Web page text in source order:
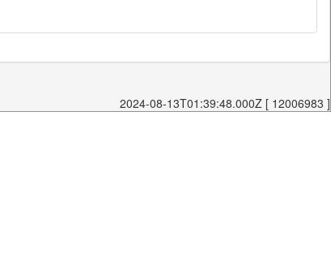
2024-08-13T01:39:48.000Z [ 12006983 ]